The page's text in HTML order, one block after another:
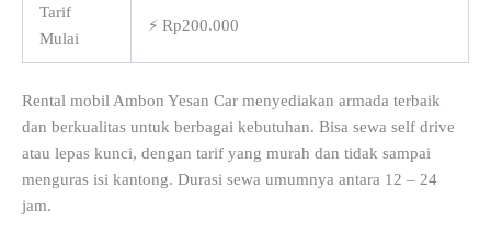
Tarif
Mulai
⚡ Rp200.000
Rental mobil Ambon Yesan Car menyediakan armada terbaik
dan berkualitas untuk berbagai kebutuhan. Bisa sewa self drive
atau lepas kunci, dengan tarif yang murah dan tidak sampai
menguras isi kantong. Durasi sewa umumnya antara 12 – 24
jam.